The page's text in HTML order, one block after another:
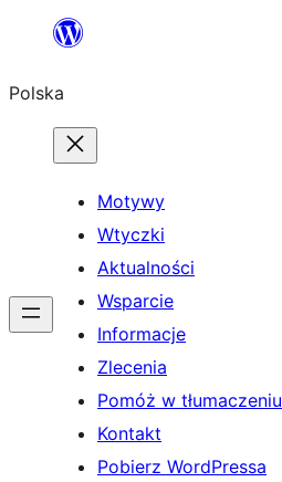
Przejdź
treści
Polska
Motywy
Wtyczki
Aktualności
Wsparcie
Informacje
Zlecenia
Pomóż w tłumaczeniu
Kontakt
Pobierz WordPressa